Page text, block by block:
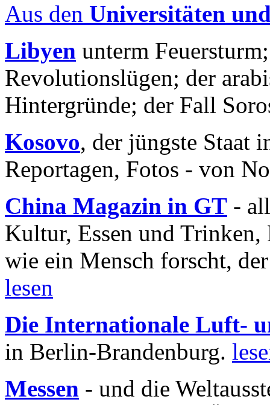
Aus den Universitäten
Libyen unterm
Revolutionslügen; der
Hintergründe; der Fall
Kosovo, der jüngste Staat
Reportagen, Fotos - von
China Magazin in GT -
Kultur, Essen und
wie ein Mensch forscht,
lesen
Die Internationale Luft-
in Berlin-Brandenburg.
Messen - und die